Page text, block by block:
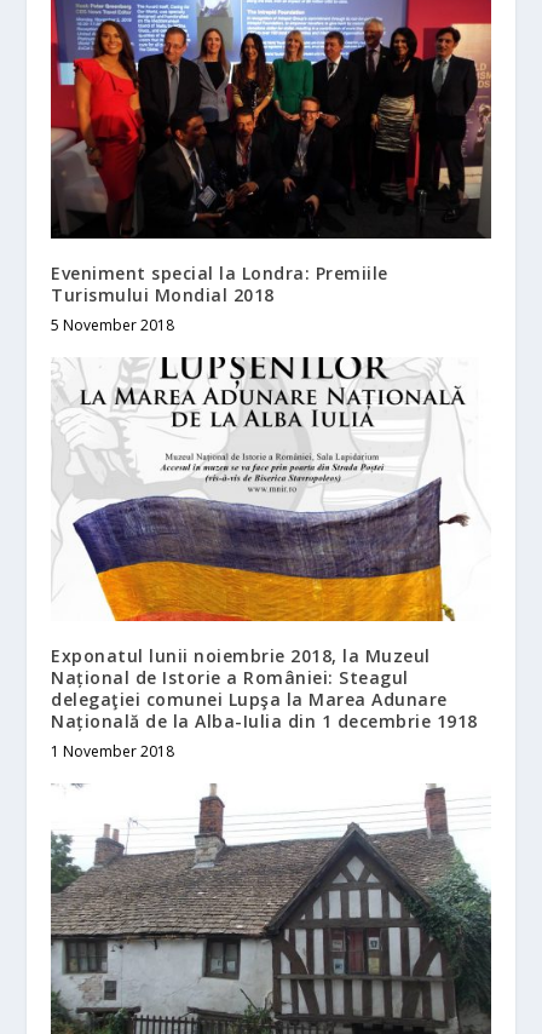
Eveniment special la Londra: Premiile
Turismului Mondial 2018
5 November 2018
Exponatul lunii noiembrie 2018, la Muzeul
Național de Istorie a României: Steagul
delegaţiei comunei Lupşa la Marea Adunare
Națională de la Alba-Iulia din 1 decembrie 1918
1 November 2018